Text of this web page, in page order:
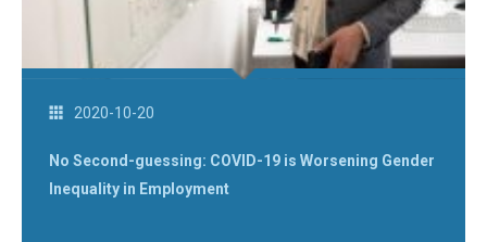
2020-10-20
No Second-guessing: COVID-19 is Worsening Gender
Inequality in Employment